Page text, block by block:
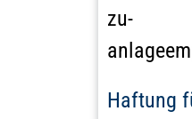
zu-
Haftung